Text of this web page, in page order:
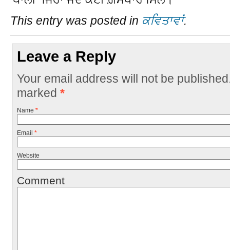
This entry was posted in ਕਵਿਤਾਵਾਂ.
Leave a Reply
Your email address will not be
marked *
Name *
Email *
Website
Comment